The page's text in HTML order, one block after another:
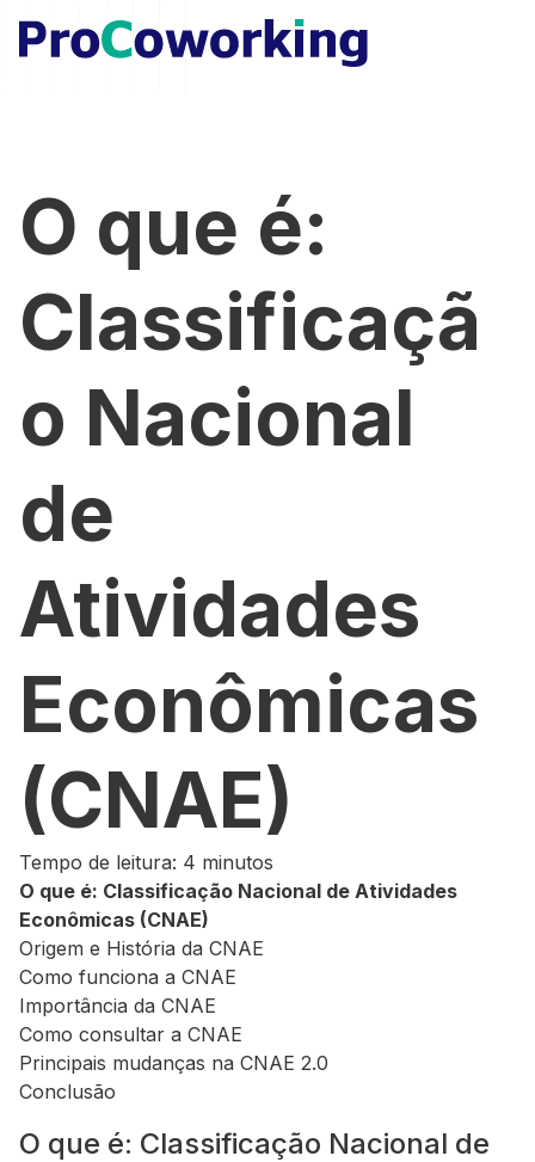
O que é:
Classificaçã
o Nacional
de
Atividades
Econômicas
(CNAE)
Tempo de leitura: 4 minutos
O que é: Classificação Nacional de Atividades
Econômicas (CNAE)
Origem e História da CNAE
Como funciona a CNAE
Importância da CNAE
Como consultar a CNAE
Principais mudanças na CNAE 2.0
Conclusão
O que é: Classificação Nacional de